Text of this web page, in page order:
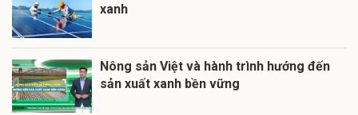
xanh
Nông sản Việt và hành trình hướng đến
sản xuất xanh bền vững